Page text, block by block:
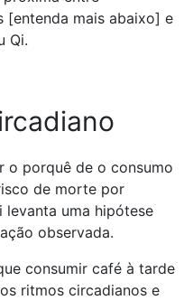
[entenda mais abaixo] e
Qi.
o porquê de o consumo
de morte por
levanta uma hipótese
observada.
consumir café à tarde
ritmos circadianos e